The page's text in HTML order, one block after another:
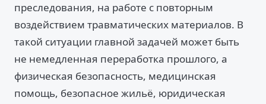
преследования, на работе с повторным
воздействием травматических материалов. В
такой ситуации главной задачей может быть
не немедленная переработка прошлого, а
физическая безопасность, медицинская
помощь, безопасное жильё, юридическая